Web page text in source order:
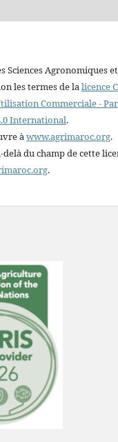
Sciences Agronomiques
les termes de lalicence
Commerciale -
International.
àwww.agrimaroc.org.
du champ de cette
.